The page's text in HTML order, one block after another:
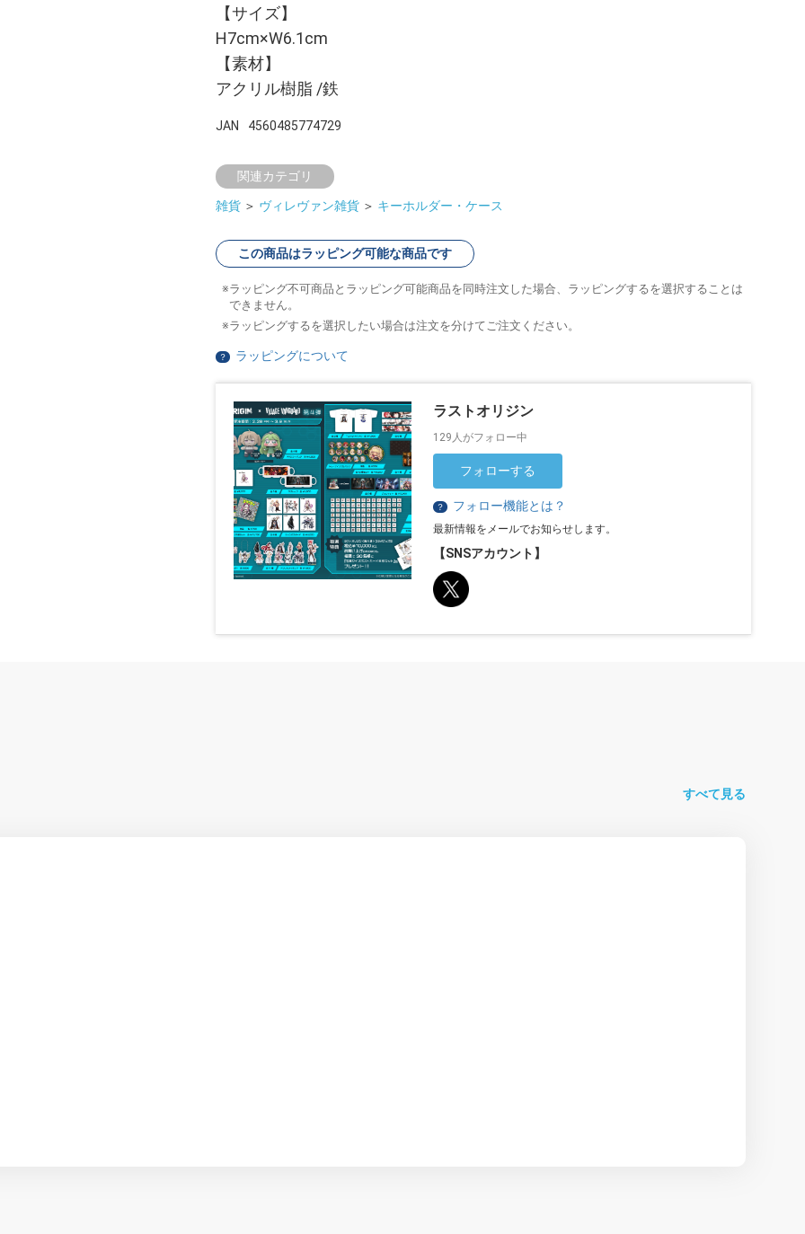
【サイズ】
H7cm×W6.1cm
【素材】
アクリル樹脂 /鉄
JAN 4560485774729
関連カテゴリ
雑貨 ＞ ヴィレヴァン雑貨 ＞ キーホルダー・ケース
この商品はラッピング可能な商品です
ラッピング不可商品とラッピング可能商品を同時注文した場合、ラッピングするを選択することは
できません。
ラッピングするを選択したい場合は注文を分けてご注文ください。
？ ラッピングについて
ラストオリジン
129人がフォロー中
フォローする
？ フォロー機能とは？
最新情報をメールでお知らせします。
【SNSアカウント】
すべて見る